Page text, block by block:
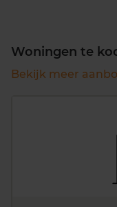
Woningen te
Bekijk meer